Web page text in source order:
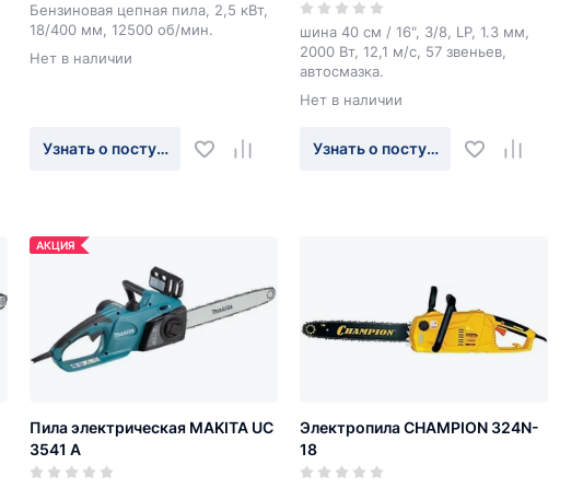
Бензиновая цепная пила, 2,5 кВт,
18/400 мм, 12500 об/мин.
Нет в наличии
Узнать о поступлении
шина 40 см / 16", 3/8, LP, 1.3 мм,
2000 Вт, 12,1 м/с, 57 звеньев,
автосмазка.
Нет в наличии
Узнать о поступлении
АКЦИЯ
Пила электрическая MAKITA UC
3541 A
Электропила CHAMPION 324N-
18